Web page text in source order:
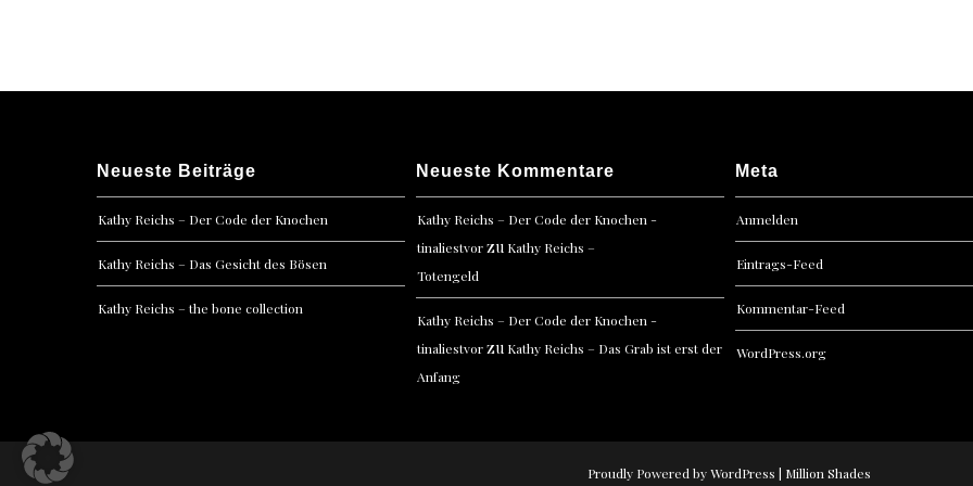
Neueste Beiträge
Kathy Reichs – Der Code der Knochen
Kathy Reichs – Das Gesicht des Bösen
Kathy Reichs – the bone collection
Neueste Kommentare
Kathy Reichs – Der Code der Knochen -
tinaliestvorzu Kathy Reichs –
Totengeld
Kathy Reichs – Der Code der Knochen -
tinaliestvorzu Kathy Reichs – Das Grab ist erst der
Anfang
Meta
Anmelden
Eintrags-Feed
Kommentar-Feed
WordPress.org
Proudly Powered by WordPress | Million Shades